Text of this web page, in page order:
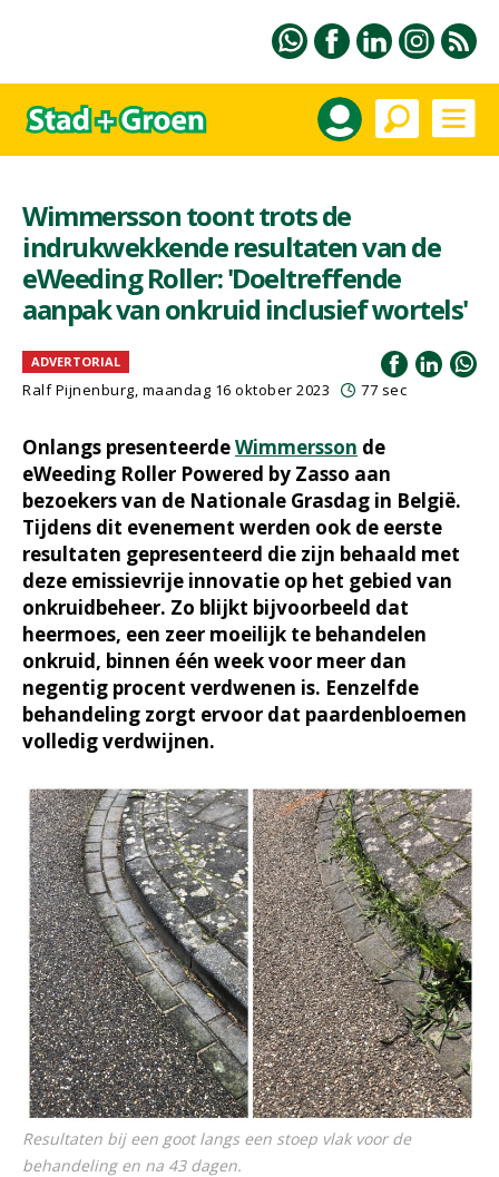
Wimmersson toont trots de
indrukwekkende resultaten van de
eWeeding Roller: 'Doeltreffende
aanpak van onkruid inclusief wortels'
ADVERTORIAL
Ralf Pijnenburg, maandag 16 oktober 2023 77 sec
Onlangs presenteerdeWimmersson de
eWeeding Roller Powered by Zasso aan
bezoekers van de Nationale Grasdag in België.
Tijdens dit evenement werden ook de eerste
resultaten gepresenteerd die zijn behaald met
deze emissievrije innovatie op het gebied van
onkruidbeheer. Zo blijkt bijvoorbeeld dat
heermoes, een zeer moeilijk te behandelen
onkruid, binnen één week voor meer dan
negentig procent verdwenen is. Eenzelfde
behandeling zorgt ervoor dat paardenbloemen
volledig verdwijnen.
Resultaten bij een goot langs een stoep vlak voor de
behandeling en na 43 dagen.